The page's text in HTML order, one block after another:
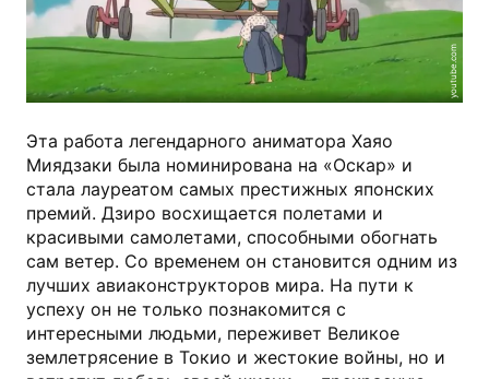
youtube.com
Эта работа легендарного аниматора Хаяо
Миядзаки была номинирована на «Оскар» и
стала лауреатом самых престижных японских
премий. Дзиро восхищается полетами и
красивыми самолетами, способными обогнать
сам ветер. Со временем он становится одним из
лучших авиаконструкторов мира. На пути к
успеху он не только познакомится с
интересными людьми, переживет Великое
землетрясение в Токио и жестокие войны, но и